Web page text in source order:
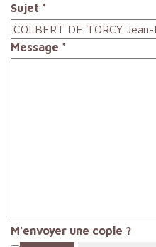
Sujet *
Message *
M'envoyer une copie ?